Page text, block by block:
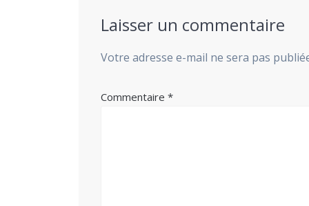
Laisser un commentaire
Votre adresse e-mail ne sera pas
Commentaire*